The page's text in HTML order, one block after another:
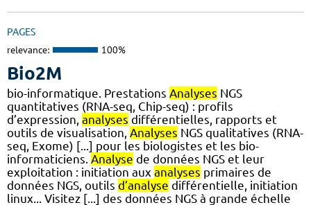
PAGES
relevance: 100%
Bio2M
bio-informatique. Prestations Analyses NGS
quantitatives (RNA-seq, Chip-seq) : profils
d’expression, analyses différentielles, rapports et
outils de visualisation, Analyses NGS qualitatives (RNA-
seq, Exome) [...] pour les biologistes et les bio-
informaticiens. Analyse de données NGS et leur
exploitation : initiation aux analyses primaires de
données NGS, outils d’analyse différentielle, initiation
linux... Visitez [...] des données NGS à grande échelle